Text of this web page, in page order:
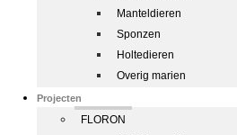
Manteldieren
Sponzen
Holtedieren
Overig marien
Projecten
FLORON